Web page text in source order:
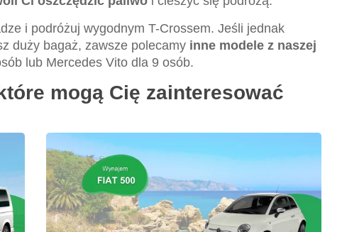
i podróżuj wygodnym T-Crossem. Jeśli jednak
duży bagaż, zawsze polecamy inne modele z naszej
lub Mercedes Vito dla 9 osób.
mogą Cię zainteresować